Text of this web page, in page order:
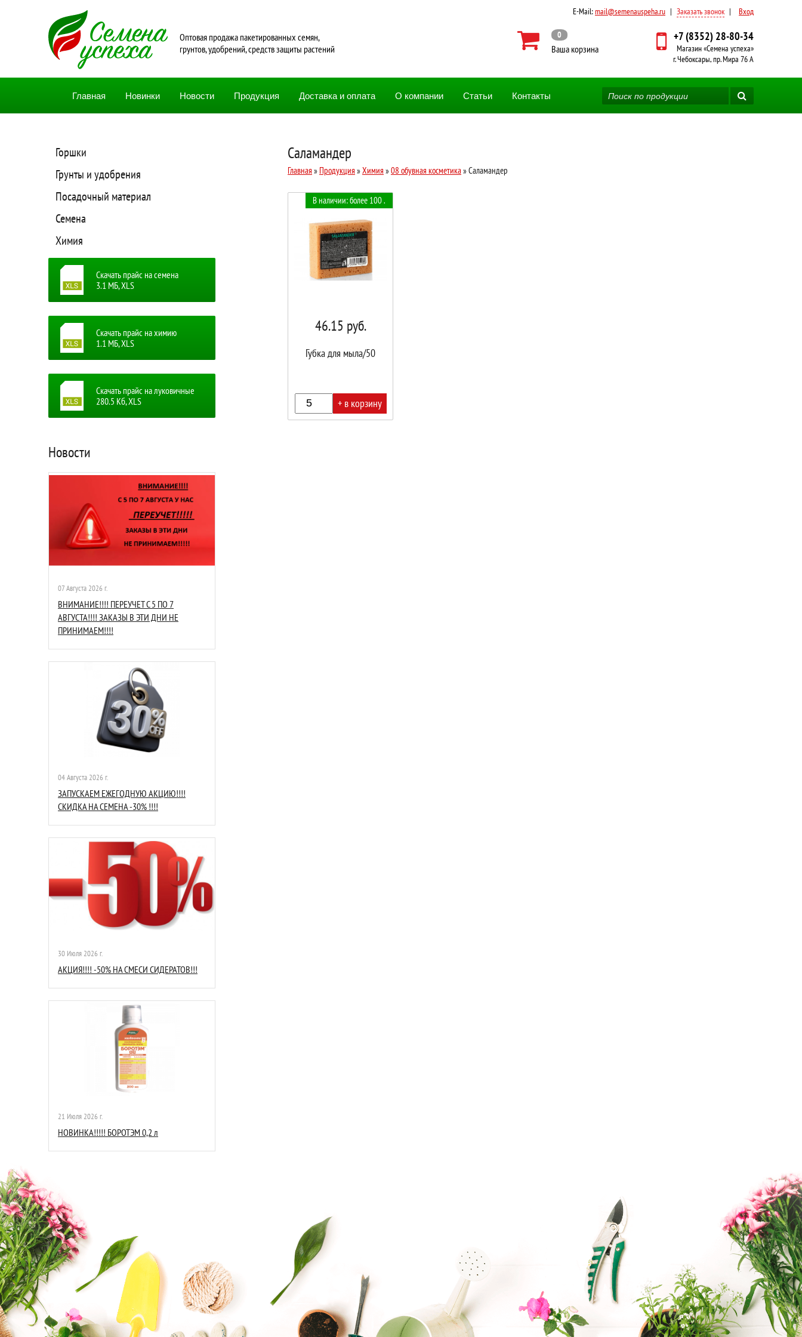
E-Mail:mail@semenauspeha.ru | Заказать звонок | Вход
Oптовая продажа пакетированных семян,
грунтов, удобрений, средств защиты растений
0
Ваша корзина
+7 (8352) 28-80-34
Магазин «Семена успеха»
г. Чебоксары, пр. Мира 76 А
Главная Новинки Новости Продукция Доставка и оплата О компании Статьи Контакты
Горшки
Грунты и удобрения
Посадочный материал
Семена
Химия
Скачать прайс на семена
3.1 MБ, XLS
Скачать прайс на химию
1.1 MБ, XLS
Скачать прайс на луковичные
280.5 Кб, XLS
Новости
07 Августа 2026 г.
ВНИМАНИЕ!!!! ПЕРЕУЧЕТ С 5 ПО 7
АВГУСТА!!!! ЗАКАЗЫ В ЭТИ ДНИ НЕ
ПРИНИМАЕМ!!!!
04 Августа 2026 г.
ЗАПУСКАЕМ ЕЖЕГОДНУЮ АКЦИЮ!!!!
СКИДКА НА СЕМЕНА -30% !!!!
30 Июля 2026 г.
АКЦИЯ!!!! -50% НА СМЕСИ СИДЕРАТОВ!!!
21 Июля 2026 г.
НОВИНКА!!!!! БОРОТЭМ 0,2 л
Саламандер
Главная » Продукция »Химия »08 обувная косметика» Саламандер
В наличии: более 100 .
46.15 руб.
Губка для мыла/50
+ в корзину